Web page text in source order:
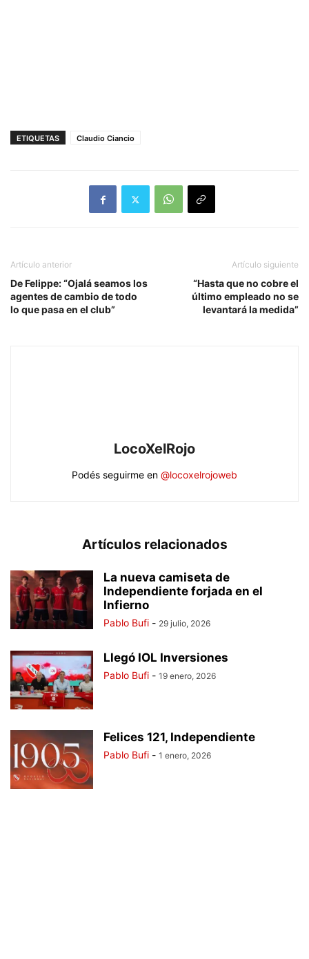
ETIQUETAS Claudio Ciancio
Artículo anterior
De Felippe: “Ojalá seamos los
agentes de cambio de todo
lo que pasa en el club”
Artículo siguiente
“Hasta que no cobre el
último empleado no se
levantará la medida”
LocoXelRojo
Podés seguirme en @locoxelrojoweb
Artículos relacionados
La nueva camiseta de
Independiente forjada en el
Infierno
Pablo Bufi - 29 julio, 2026
Llegó IOL Inversiones
Pablo Bufi - 19 enero, 2026
Felices 121, Independiente
Pablo Bufi - 1 enero, 2026